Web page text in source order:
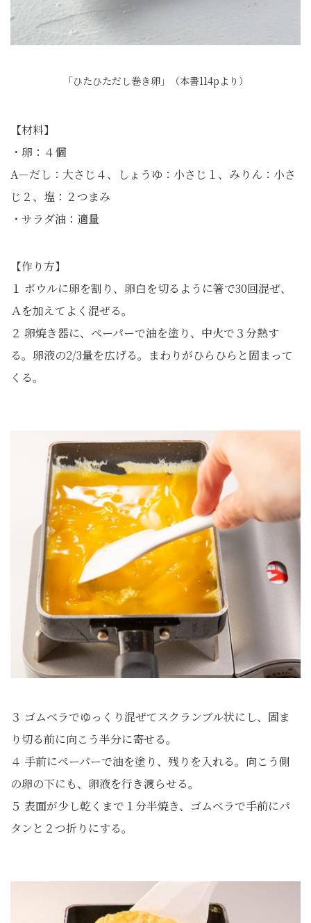
「ひたひただし巻き卵」（本書114pより）
【材料】
・卵：４個
A－だし：大さじ４、しょうゆ：小さじ１、みりん：小さ
じ２、塩：２つまみ
・サラダ油：適量
【作り方】
１ ボウルに卵を割り、卵白を切るように箸で30回混ぜ、
Ａを加えてよく混ぜる。
２ 卵焼き器に、ペーパーで油を塗り、中火で３分熱す
る。卵液の2/3量を広げる。まわりがひらひらと固まって
くる。
３ ゴムベラでゆっくり混ぜてスクランブル状にし、固ま
り切る前に向こう半分に寄せる。
４ 手前にペーパーで油を塗り、残りを入れる。向こう側
の卵の下にも、卵液を行き渡らせる。
５ 表面が少し乾くまで１分半焼き、ゴムベラで手前にパ
タンと２つ折りにする。